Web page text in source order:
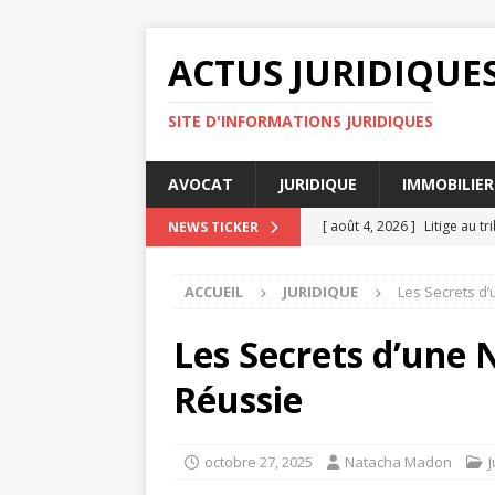
ACTUS
SITE D'INFORMATIONS JURIDIQUES
AVOCAT JURIDIQUE IMMOBILIER
NEWS TICKER [ août 4, 2026 ] Litige au
[ août 2, 2026 ] Principes
[ juillet 31, 2026 ]
Les
Les
ACCUEIL JURIDIQUE Les Secrets
Les Secrets
Réussie
octobre 27, 2025 Natacha Madon